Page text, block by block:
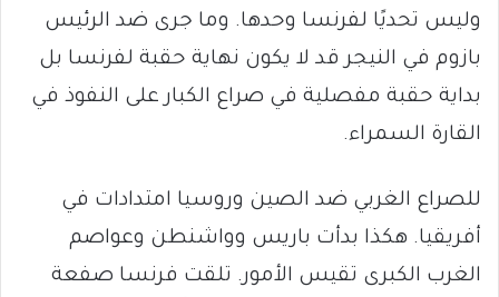
وليس تحديًا لفرنسا وحدها. وما جرى ضد الرئيس
بازوم في النيجر قد لا يكون نهاية حقبة لفرنسا بل
بداية حقبة مفصلية في صراع الكبار على النفوذ في
القارة السمراء.
للصراع الغربي ضد الصين وروسيا امتدادات في
أفريقيا. هكذا بدأت باريس وواشنطن وعواصم
الغرب الكبرى تقيس الأمور. تلقت فرنسا صفعة